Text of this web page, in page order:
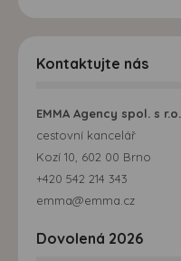
Kontaktujte nás
EMMA Agency spol. s r.o.
cestovní kancelář
Kozí 10, 602 00 Brno
+420 542 214 343
emma@emma.cz
Dovolená 2026